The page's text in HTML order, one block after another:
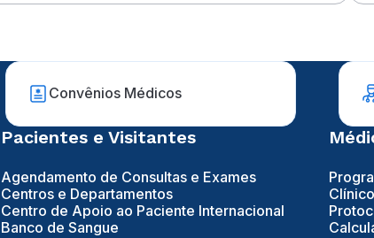
Convênios Médicos
Pacientes e Visitantes
Agendamento de Consultas e Exames
Centros e Departamentos
Centro de Apoio ao Paciente Internacional
Banco de Sangue
Clínico